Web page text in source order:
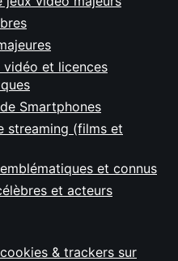
vidéo et licences
Smartphones
streaming (films et
et connus
et acteurs
& trackers sur